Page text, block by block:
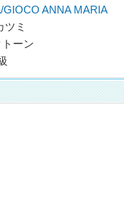
GIOCO ANNA MARIA
ツミ
ーン